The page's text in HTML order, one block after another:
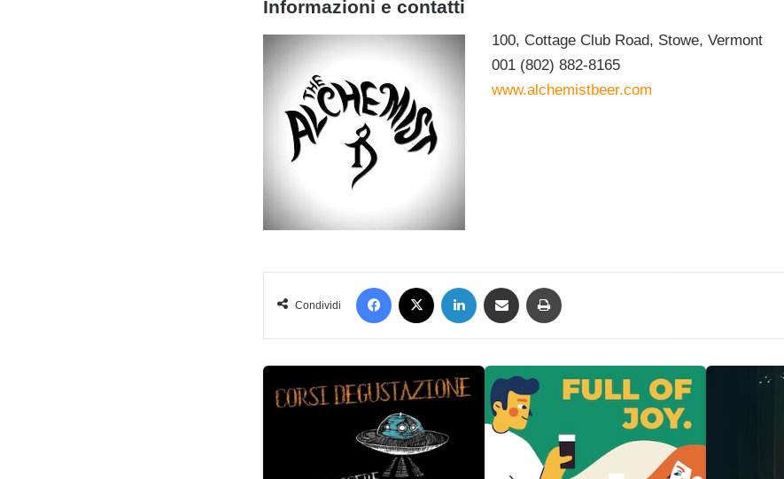
Informazioni e contatti
100, Cottage Club Road, Stowe, Vermont
001 (802) 882-8165
www.alchemistbeer.com
Condividi
Facebook LinkedIn Condividi via mail